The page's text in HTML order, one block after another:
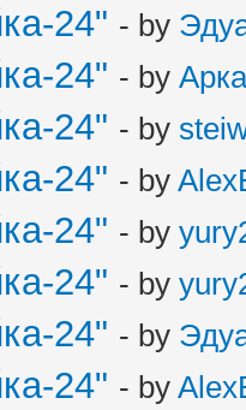
24" - by
24" - by
24" - by
24" - by
24" - by
24" - by
24" - by
24" - by